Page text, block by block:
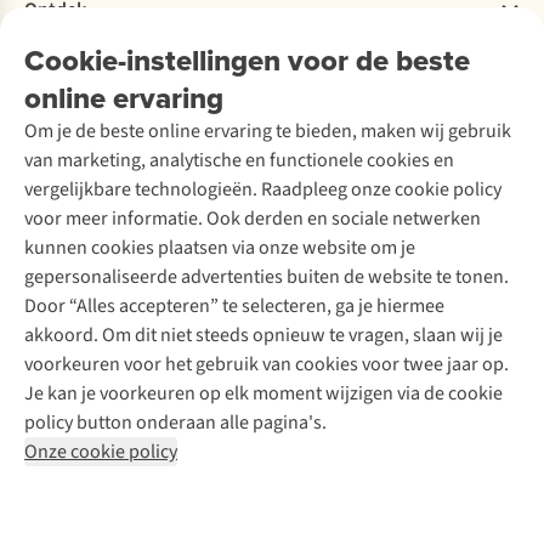
Cookie-instellingen voor de beste
online ervaring
Om je de beste online ervaring te bieden, maken wij gebruik
van marketing, analytische en functionele cookies en
vergelijkbare technologieën. Raadpleeg onze cookie policy
voor meer informatie. Ook derden en sociale netwerken
kunnen cookies plaatsen via onze website om je
gepersonaliseerde advertenties buiten de website te tonen.
Door “Alles accepteren” te selecteren, ga je hiermee
akkoord. Om dit niet steeds opnieuw te vragen, slaan wij je
voorkeuren voor het gebruik van cookies voor twee jaar op.
Je kan je voorkeuren op elk moment wijzigen via de cookie
policy button onderaan alle pagina's.
Onze cookie policy
Garantie
Contact
Over Ayacucho
Onze winkels
Over A.S.Adventure
Toegankelijkheidsverklaring
Ski-onderhoud
Wasservice
Schoenonderhoud
Schoenherstelling
Kledingherstelling
Retouches
Voor bedrijven
Ontdek
A.S.Magazine
Podcast
Explore Academy
Explore Camp
Gear Check
Inspiratie & advies
Meld je aan voor de nieuwsbrief
Follow us
Disclaimer Privacy Policy
Algemene voorwaarden
Cookie Policy